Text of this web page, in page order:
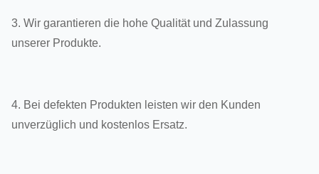
3. Wir garantieren die hohe Qualität und Zulassung
unserer Produkte.
4. Bei defekten Produkten leisten wir den Kunden
unverzüglich und kostenlos Ersatz.